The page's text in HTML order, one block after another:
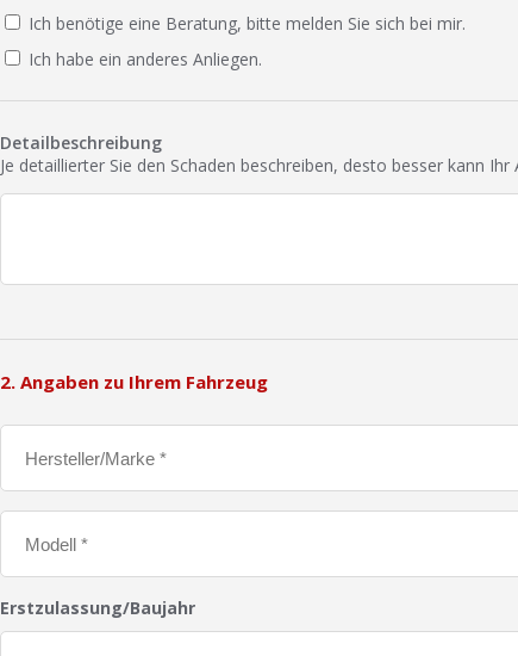
Ich benötige eine Beratung, bitte melden Sie sich bei mir.
Ich habe ein anderes Anliegen.
Detailbeschreibung
Je detaillierter Sie den Schaden beschreiben, desto besser kann
2. Angaben zu Ihrem Fahrzeug
Erstzulassung/Baujahr